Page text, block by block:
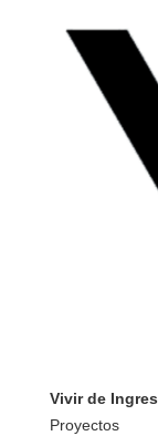
Vivir de
Proyectos